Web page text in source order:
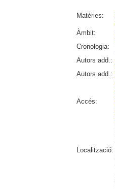
Matèries:
Àmbit:
Cronologia:
Autors add.:
Autors add.:
Accés:
Localització: